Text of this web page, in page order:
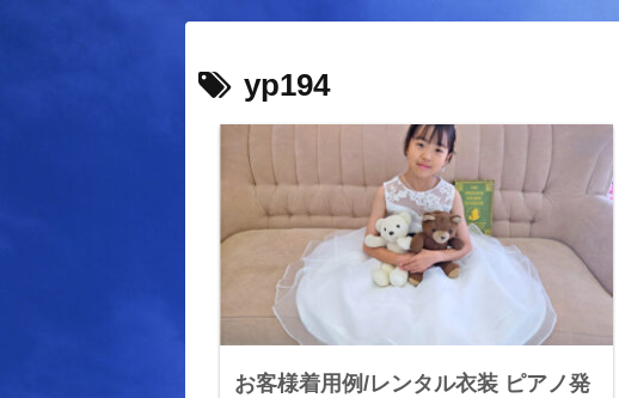
yp194
お客様着用例/レンタル衣装 ピアノ発